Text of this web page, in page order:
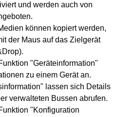
und werden auch von
können kopiert werden,
der Maus auf das Zielgerät
"Geräteinformation"
zu einem Gerät an.
lassen sich Details
verwalteten Bussen abrufen.
"Konfiguration